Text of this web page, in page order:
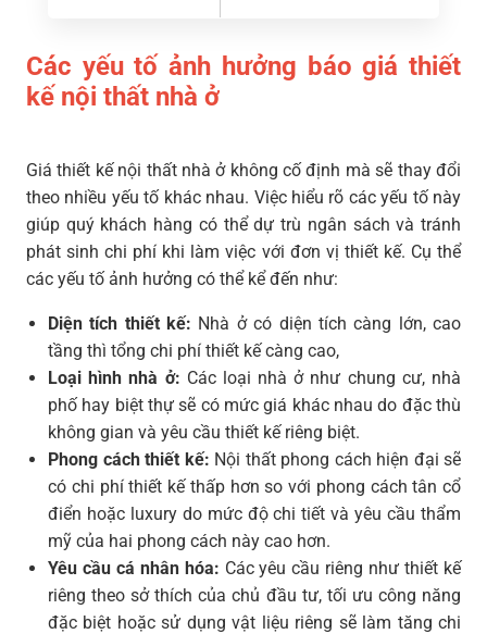
Các yếu tố ảnh hưởng báo giá thiết
kế nội thất nhà ở
Giá thiết kế nội thất nhà ở không cố định mà sẽ thay đổi
theo nhiều yếu tố khác nhau. Việc hiểu rõ các yếu tố này
giúp quý khách hàng có thể dự trù ngân sách và tránh
phát sinh chi phí khi làm việc với đơn vị thiết kế. Cụ thể
các yếu tố ảnh hưởng có thể kể đến như:
Diện tích thiết kế: Nhà ở có diện tích càng lớn, cao
tầng thì tổng chi phí thiết kế càng cao,
Loại hình nhà ở: Các loại nhà ở như chung cư, nhà
phố hay biệt thự sẽ có mức giá khác nhau do đặc thù
không gian và yêu cầu thiết kế riêng biệt.
Phong cách thiết kế: Nội thất phong cách hiện đại sẽ
có chi phí thiết kế thấp hơn so với phong cách tân cổ
điển hoặc luxury do mức độ chi tiết và yêu cầu thẩm
mỹ của hai phong cách này cao hơn.
Yêu cầu cá nhân hóa: Các yêu cầu riêng như thiết kế
riêng theo sở thích của chủ đầu tư, tối ưu công năng
đặc biệt hoặc sử dụng vật liệu riêng sẽ làm tăng chi